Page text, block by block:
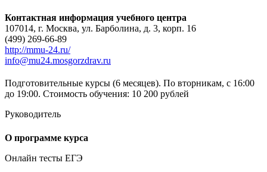
Контактная информация учебного центра
107014, г. Москва, ул. Барболина, д. 3, корп. 16
(499) 269-66-89
http://mmu-24.ru/
info@mu24.mosgorzdrav.ru
Подготовительные курсы (6 месяцев). По вторникам, с 16:00
до 19:00. Стоимость обучения: 10 200 рублей
Руководитель
О программе курса
Онлайн тесты ЕГЭ